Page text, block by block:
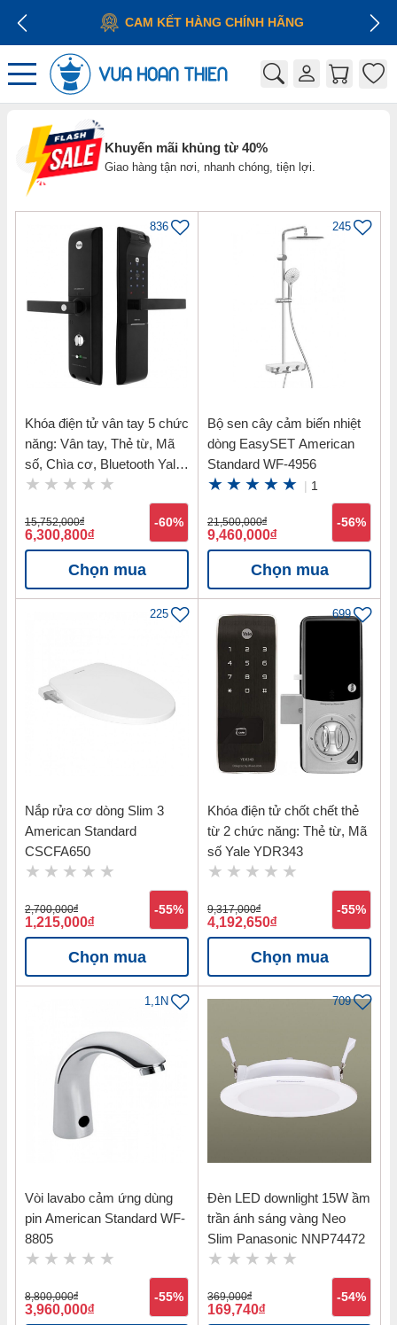
HÃNG
Khuyến mãi khủng từ 40%
Giao hàng tận nơi, nhanh chóng, tiện lợi.
836
Khóa điện tử vân tay 5 chức
năng: Vân tay, Thẻ từ, Mã
số, Chìa cơ, Bluetooth Yale
YDM7116 MB
15,752,000đ
6,300,800đ
-60%
Chọn mua
245
Bộ sen cây cảm biến nhiệt
dòng EasySET American
Standard WF-4956
| 1
21,500,000đ
9,460,000đ
-56%
Chọn mua
225
Nắp rửa cơ dòng Slim 3
American Standard
CSCFA650
2,700,000đ
1,215,000đ
-55%
Chọn mua
699
Khóa điện tử chốt chết thẻ
từ 2 chức năng: Thẻ từ, Mã
số Yale YDR343
9,317,000đ
4,192,650đ
-55%
Chọn mua
1,1N
Vòi lavabo cảm ứng dùng
pin American Standard WF-
8805
8,800,000đ
3,960,000đ
-55%
709
Đèn LED downlight 15W ầm
trần ánh sáng vàng Neo
Slim Panasonic NNP74472
369,000đ
169,740đ
-54%